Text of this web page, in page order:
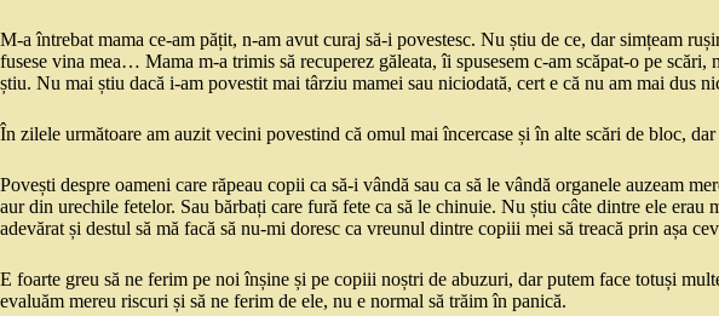
M-a întrebat mama ce-am pățit, n-am avut curaj să-i povestesc. Nu știu de ce, dar simțeam
fusese vina mea… Mama m-a trimis să recuperez găleata, îi spusesem c-am scăpat-o pe scări,
știu. Nu mai știu dacă i-am povestit mai târziu mamei sau niciodată, cert e că nu am mai dus
În zilele următoare am auzit vecini povestind că omul mai încercase și în alte scări de bloc,
Povești despre oameni care răpeau copii ca să-i vândă sau ca să le vândă organele auzeam
aur din urechile fetelor. Sau bărbați care fură fete ca să le chinuie. Nu știu câte dintre ele erau
adevărat și destul să mă facă să nu-mi doresc ca vreunul dintre copiii mei să treacă prin așa
E foarte greu să ne ferim pe noi înșine și pe copiii noștri de abuzuri, dar putem face totuși
evaluăm mereu riscuri și să ne ferim de ele, nu e normal să trăim în panică.